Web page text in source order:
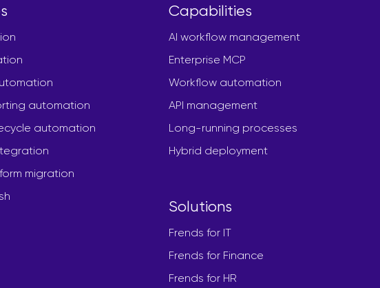
automation
automation
migration
Capabilities
AI workflow management
Enterprise MCP
Workflow automation
API management
Long-running processes
Hybrid deployment
Solutions
Frends for IT
Frends for Finance
Frends for HR